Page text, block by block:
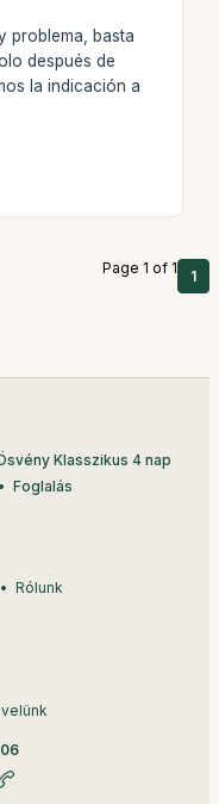
problema, basta
después de
la indicación a
Page 1 of 1 1
Klasszikus 4 nap
Foglalás
Rólunk